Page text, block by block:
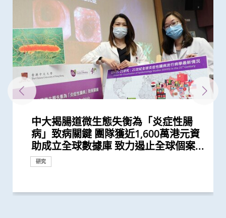
中大揭腸道微生態失衡為「炎症性腸
病」致病關鍵 團隊獲近1,600萬港元資
助成立全球數據庫 致力遏止全球個案...
研究
香港和澳門的炎症性腸病新增個案高踞
亞太區首三位 中大成立資料庫助市民
增加認知
研究
中大與加拿大卡爾加里大學領導全球
「炎症性腸病」流行病學研究 建立炎
症性腸病四階段演變模型 預測各地區...
研究
中大醫學院開創兒童宏基因組組裝基因
組數據庫（MAGIC） 促進生命早期微
生物群研究
研究
中大利用腸道微生物辨別慢性腸道疾病
研究
中大「三歲定八十」跨學科研究 拆解
懷孕期腸道微生態如何降低嬰兒患炎症
性腸病風險
研究
中大醫學院研究指出優化腸道微生態有
望提升新冠疫苗安全及成效
研究
中大發現新冠患者的腸道內缺乏可調節
免疫力的益菌 八成新冠患者出現「長
新冠」症狀 腸道微生態失衡成關鍵
研究
四成港人腸道微生態失衡情況與新冠患
者類似 中大研發「微生態免疫力配
方」證有效促進新冠患者康復 有望提...
研究
嬰兒腸道菌群影響一生 中大團隊研
「三歲定八十」之謎
研究
中大公布世界首個全球「炎症性腸病」
於本世紀發病率及流行率系統性回顧研
究 發現本港發病率於過去30年急升...
研究
中大夥澳洲專家研究東半球炎症性腸病
獲近年最大研究資助金額 勢揭腸道微
生物群之謎
研究
中大全球首項研究確認新大腸癌高風險
群組
研究
中大研究「腸道微生物移植」治療難辨
梭菌感染 治癒率為傳統抗生素治療的3
倍
研究
中大黃秀娟教授獲頒中國工程界最高榮
譽「光華工程科技獎」 成為今屆醫藥
衞生領域唯一香港學者
獎項及榮譽
中大研究揭示嬰兒早期表觀遺傳改變及
腸道微生態 或影響日後腦部發展
研究
中大醫學院推出「琢妍醫學人才培育計
劃」吸納百位頂尖女性人才 善用香港
制度優勢 打造國際女性醫學科研人...
里程碑
中大首創透過調節腸道菌群 成功紓緩
兒童焦慮及感官過敏症狀
研究
中大發現調整生活方式的介入治療方案
可減輕近七成愛滋病病毒感染者的代謝
性脂肪肝病情
研究
中大研究指出過度清潔消毒增加濕疹等
過敏症風險
研究
中大研究揭示患妊娠糖尿病孕婦腸道微
生態改變 影響嬰兒早期神經發育
研究
中大利用腸道微生物開發精準工具診斷
自閉症有助及早評估自閉風險 另一先
導臨床研究顯示調節腸道微生態可緩...
研究
黃秀娟教授成為全國首位女性醫生科學
家獲選「新基石研究學者」其領導之新
基石科學實驗室將拆解飲食如何影響...
獎項及榮譽
中大醫學院兩學者當選歐洲科學院外籍
院士 成2024年「醫學及獸醫科學」僅
有來自香港的學者
獎項及榮譽
中大研究估算在本港新冠Omicron病
毒流行期間 半數感染個案未被發現
研究
中大醫學院黃秀娟教授成香港首位醫生
科學家獲選為新基石研究員
獎項及榮譽
醫務衞生局到訪中大醫學院 參觀先進
醫學教研設施 與教職員及學生會面交
流
醫學教育
中大何善衡傳染病研究中心成立
捐款
中大醫學院大型臨床研究證實口服微膠
囊活菌配方SIM01有效紓緩新冠後遺症
研究
中大醫學院腸胃科率領全球多國專家制
定臨床指引 以「非入侵性生物標誌
物」篩查大腸癌
研究
中大醫學院進行亞洲最大型長新冠研究
推算生殖系統徵狀如性功能障礙困擾逾
40萬港人
研究
裘槎醫學科學教授黃秀娟教授就職演
講： 「眾里尋『它』千百度」
獎項及榮譽
中大醫學院獲醫管局支持開展香港首個
大型長新冠研究 協助政府策劃更全面
的長新冠醫療服務
研究
中大醫科生研究發現STK3激酶促進胃
癌發展 可作為獨立預後指標
教育
中大嶄新技術 以糞便細菌基因偵測大
腸癌及瘜肉復發 靈敏度逾九成
研究
中大醫學院研究指幼兒成為新冠病毒
「隱形傳播者」的風險不容忽視 病毒
載量及帶活性病毒的比例偏高 持續帶...
研究
中大醫學院與海外外科專家聯合建議
新冠患者將手術延後七星期以減低死亡
風險
國際合作
中大醫學院聯同全球糖尿病知名專家合
作四年 為《刺針》制定糖尿病多元綜
合策略
國際合作
中大醫學院研究顯示吸煙為全球膀胱癌
主因 聯同多國專家制訂「經尿道膀胱
腫瘤整塊切除術」的臨床指引
研究
中大成功完成全球首宗利用內鏡手術機
械人進行內鏡黏膜下剝離術治大腸癌
外科創新技術
中大證新冠嬰孩患者糞便帶病毒 可成
隱形傳播者 成立新冠病毒檢測中心 致
力為嬰幼兒作糞便檢測
研究
中大全基因組測序技術為慣性流產夫婦
作更精準的遺傳病因檢測及診斷
研究
中大全球首證新冠患者腸道微生態現失
衡狀況 成功研發益生菌配方平衡腸道
微生態 有望增強免疫力
研究
中大醫學院公布「2019新型冠狀病毒社
區研究」結果
研究
中大研究發現田園生活有助預防兒童罹
患哮喘
研究
中大醫學院兩名傑出學者 獲裘槎基金
會頒發「裘槎優秀醫學科研者獎2020」
獎項及榮譽
患有多囊卵巢綜合症華人女性的糖尿病
風險是非患病人士的4倍
研究
多元化預防衰老活動有助減低衰老狀況
逾8成「前期衰老」長者逆轉為「非衰
老」
研究
中大改良英國胎兒醫學基金會之「三重
檢測方法」 證可提升亞洲孕婦「早產
妊娠毒血症檢出率」一倍
研究
中大率先引入全基因組測序技術作胎兒
產前診斷
研究
中大成立亞洲首間「微生物移植及研究
中心」
研究
中大公布全球首個幽門螺旋菌流行病學
大型分析 揭全球44億人感染 亞洲包括
香港逾半人口為帶菌者
研究
中大率國際研究 訂治療肺癌基因變異
新典範
研究
中大公布「動脈粥樣硬化」形成新發現
揭示心血管疾病治療新方向
研究
中大推全球首項運用「單細胞基因技
術」檢測卵子質素研究 破解卵子老化
及女性不育之謎
研究
中大公布全球首項「針對亞士匹靈引致
腸道出血」的新發現 停服亞士匹靈可
增加患嚴重心血管疾病及死亡風險逾...
研究
中大研究發現每5名糖尿病患者中 1人
因脂肪肝引致嚴重肝纖維化或肝硬化
研究
中大成立周佩芳認知障礙預防研究中心
設立一站式簡易網站提供認知障礙症資
訊
研究
中大進行亞洲首項家居清潔劑對兒童健
康影響的全面流行病學研究 發現經常
使用家居清潔劑可增加引發兒童鼻炎...
研究
中大成立全球首個華人「早發性認知障
礙症」研究登記冊
研究
中大港大率先應用3D打印技術於複雜
心臟手術
研究
中大與全球30多國專家合作研究 發現
小中風新藥物療法
研究
中大與多國中風專家領導一項全球研究
發現及早評估與治療「小中風」可降低
七成中風風險
研究
中大研究發現本地每5名口咽癌患者1人
感染HPV病毒 推公眾篩查以了解口腔感
染HPV情況
研究
中大就七種常見呼吸道病毒進行全港首
個流行病學分析 發現「呼吸道合胞病
毒」及「甲型流感」為兩大致命病毒
研究
中大聯同國際專家發現引致腦退化基
因 為治療及預防「阿茲海默氏症」帶
來新方向
研究
中大推全港首個「多發性硬化症」中西
醫結合治療先導計劃 助患者控制病情
並紓緩疲勞及認知症狀
研究
中大公布亞洲首項針對肥胖「睡眠窒息
症」患者生活模式研究 證實個人化輔
導療程有效減輕病情
研究
中大成功研發新物料有助骨質疏鬆性骨
折固定和癒合 可縮短三成癒合時間 提
升三成骨骼強度
研究
中大醫學院許樹昌教授於《刺針》發表
評論新沙士文章 強調醫院感染控制措
施對控制疫情極為重要
研究
中大推算本地吸煙人士一生至少花逾百
萬購煙草產品 籲戒煙為健康財富雙增
值
研究
中大倡議新藥物治療標準逆轉腦血管硬
化
研究
中大最新研究揭示本港每年逾十萬非酒
精性脂肪肝新症
研究
中大發現本港孕婦乙肝帶菌率維持偏高
與25年前未引入初生嬰兒全面疫苗計劃
時相若
研究
中大醫科生研究發現本港高血壓人士藥
物依從性未如理想 僅五成患者血壓受
控
研究
中大研究指朋儕關顧 可減少受情緒困
擾之糖尿患者住院百分比
研究
中大與養和醫院攜手研究 發現抑鬱症
患者出現睡眠行為障礙或是腦退化先兆
研究
社區衰老狀況篩查 發現65歲或以上的
社區人口中 過半已踏入前期衰老
研究
中大成立一期臨床研究中心 加強本地
新藥開發
研究
中大公布香港市民運動模式與情緒病風
險研究 揭示身心運動有助減低情緒病
風險
研究
香港中文大學成立消化疾病研究國家重
點實驗室 提升消化道疾病診治水平
造福人類健康
研究
中大公布香港慢性腎病透析患者就業研
究並提倡中末期患者接受透析前的早期
教育計劃
研究
中大研究發現成年人及長者感染呼吸道
合胞病毒和流感病毒可致命
研究
中大公布小中風的最新藥物治療方法
研究
中大評估及治療逾300名因吸食氯胺酮
而患有排尿功能障礙青年 最新研究證
實綜合消炎治療能顯著改善病情
研究
香港中文大學研究發現，身體和認知活
動可以維護與改進輕度認知損害患者的
大腦功能
研究
中大推全港大型「鼻咽癌血液測試研究
計劃」 現招募二萬名市民參與 冀有效
偵測早期患者
研究
中大研究揭示輕度聽障對兒童學習及言
語的影響 現招募聽障學童參與研究計
劃以探討復康介入成效
研究
中大發現四成冠心病高危人士患有大腸
癌前期腫瘤
研究